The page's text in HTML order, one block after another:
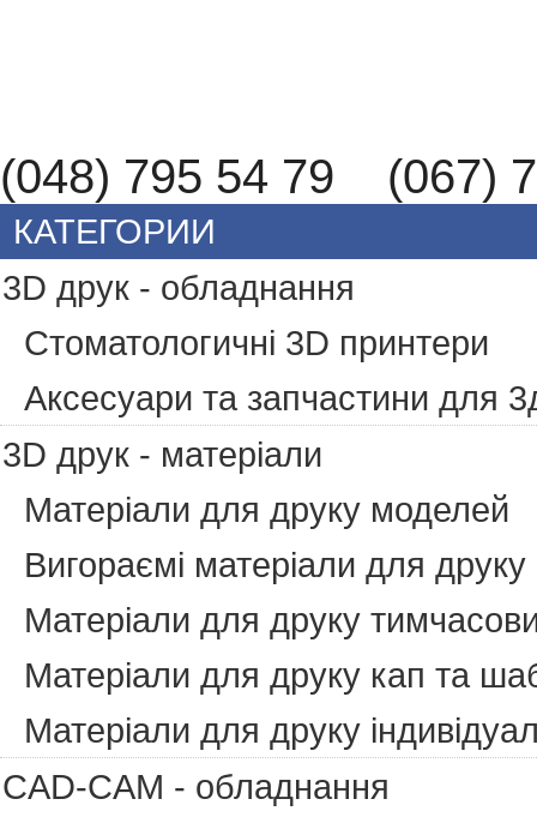
(048) 795 54 79 (067)
КАТЕГОРИИ
3D друк - обладнання
Стоматологичні 3D принтери
Аксесуари та запчастини для
3D друк - матеріали
Матеріали для друку моделей
Вигораємі матеріали для друку
Матеріали для друку
Матеріали для друку кап та
Матеріали для друку
CAD-CAM - обладнання